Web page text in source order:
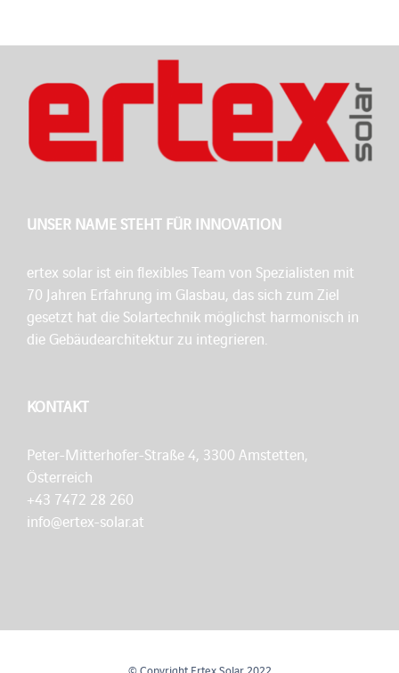
UNSER NAME STEHT FÜR INNOVATION
ertex solar ist ein flexibles Team von Spezialisten mit
70 Jahren Erfahrung im Glasbau, das sich zum Ziel
gesetzt hat die Solartechnik möglichst harmonisch in
die Gebäudearchitektur zu integrieren.
KONTAKT
Peter-Mitterhofer-Straße 4, 3300 Amstetten,
Österreich
+43 7472 28 260
info@ertex-solar.at
© Copyright Ertex Solar 2022